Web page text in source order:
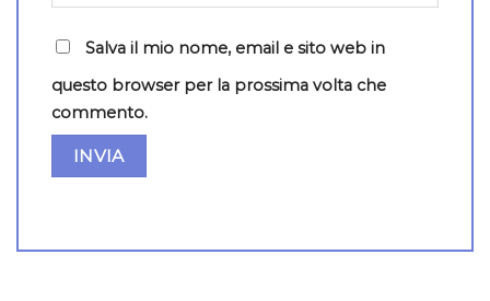
Salva il mio nome, email e sito web in
questo browser per la prossima volta che
commento.